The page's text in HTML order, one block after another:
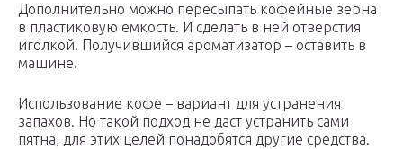
Дополнительно можно пересыпать кофейные зерна
в пластиковую емкость. И сделать в ней отверстия
иголкой. Получившийся ароматизатор – оставить в
машине.
Использование кофе – вариант для устранения
запахов. Но такой подход не даст устранить сами
пятна, для этих целей понадобятся другие средства.